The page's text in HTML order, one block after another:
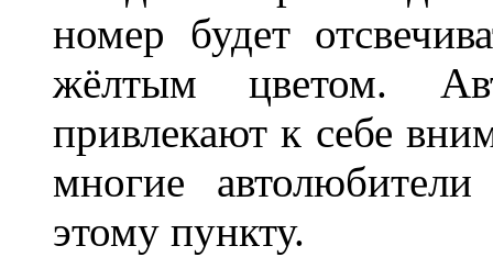
номер будет
жёлтым цветом.
привлекают к себе
многие
этому пункту.